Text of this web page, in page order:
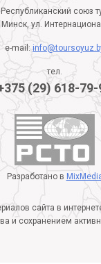
союз
Минск, ул.
e-mail:
тел.
(29) 618-79-
Разработано в
сайта в
и сохранением